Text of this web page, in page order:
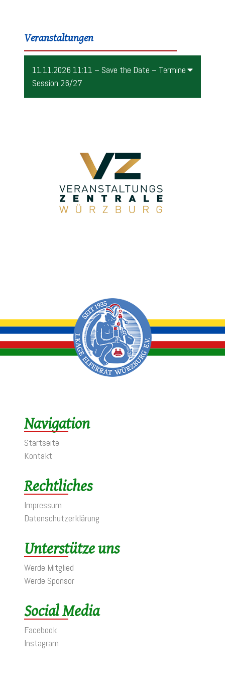
Veranstaltungen
11.11.2026 11:11 – Save the Date – Termine
Session 26/27
Navigation
Startseite
Kontakt
Rechtliches
Impressum
Datenschutzerklärung
Unterstütze uns
Werde Mitglied
Werde Sponsor
Social Media
Facebook
Instagram